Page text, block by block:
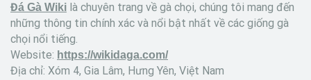
Đá Gà Wiki là chuyên trang về gà chọi, chúng tôi mang đến
những thông tin chính xác và nổi bật nhất về các giống gà
chọi nổi tiếng.
Website: https://wikidaga.com/
Địa chỉ: Xóm 4, Gia Lâm, Hưng Yên, Việt Nam